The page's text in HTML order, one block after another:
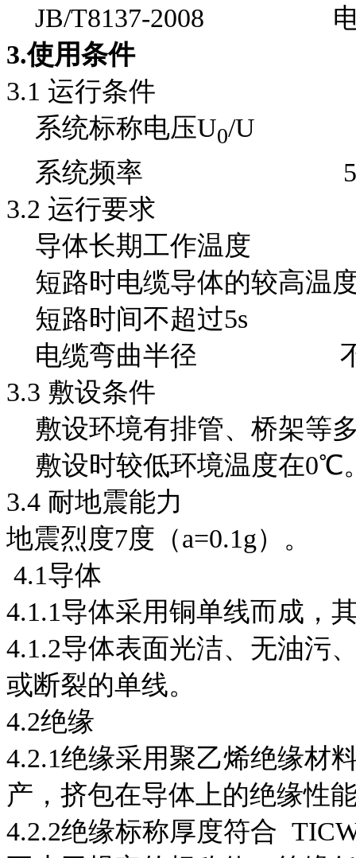
JB/T8137-2008 电线
3.使用条件
3.1 运行条件
系统标称电压U0/U
系统频率
3.2 运行要求
导体长期工作温度
短路时电缆导体的较
短路时间不超过5s
电缆弯曲半径 不小
3.3 敷设条件
敷设环境有排管、桥架等
敷设时较低环境温度在0℃
3.4 耐地震能力
地震烈度7度（a=0.1g）。
4.1导体
4.1.1导体采用铜单线而成，
4.1.2导体表面光洁、无油污
或断裂的单线。
4.2绝缘
4.2.1绝缘采用聚乙烯绝缘材
产，挤包在导体上的绝缘性
4.2.2绝缘标称厚度符合